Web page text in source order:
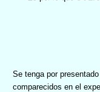
Se tenga por
comparecidos en el